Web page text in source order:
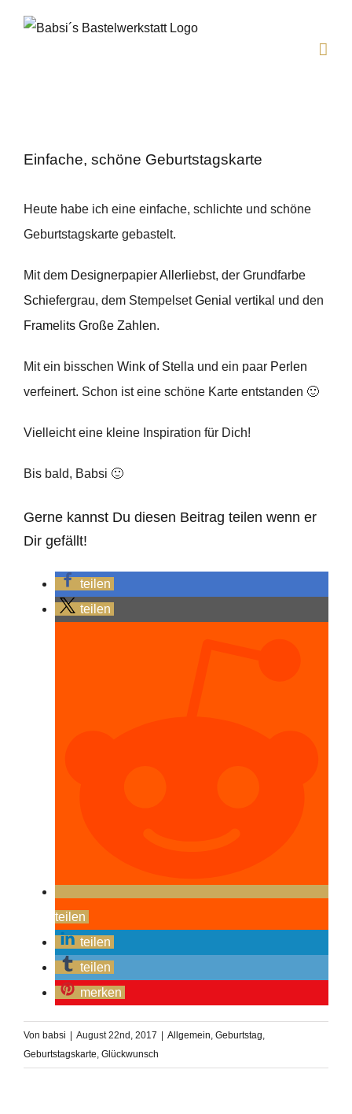
Einfache, schöne Geburtstagskarte
Heute habe ich eine einfache, schlichte und schöne
Geburtstagskarte gebastelt.
Mit dem Designerpapier Allerliebst, der Grundfarbe
Schiefergrau, dem StempelsetGenial vertikal und den
Framelits Große Zahlen.
Mit ein bisschen Wink of Stella und ein paar Perlen
verfeinert. Schon ist eine schöne Karte entstanden 🙂
Vielleicht eine kleine Inspiration für Dich!
Bis bald, Babsi 🙂
Gerne kannst Du diesen Beitrag teilen wenn er
Dir gefällt!
teilen
teilen
teilen
teilen
teilen
merken
Von babsi | August 22nd, 2017 | Allgemein Geburtstag
Geburtstagskarte Glückwunsch